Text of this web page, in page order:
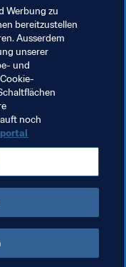
Werbung zu
bereitzustellen
Ausserdem
unserer
und
noch